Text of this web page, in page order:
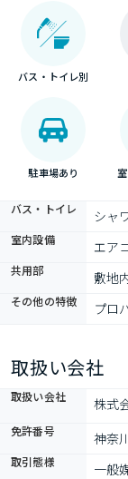
バス・トイレ別
駐車場あり
バス・トイレ シャ
室内設備 エア
共用部 敷地
その他の特徴 プロ
取扱い会社
取扱い会社 株式
免許番号 神奈
取引態様 一般